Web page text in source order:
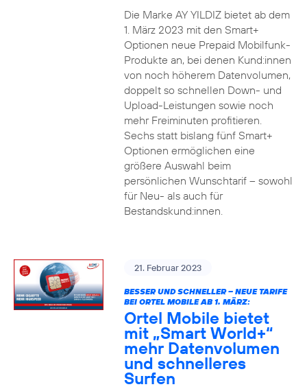
Die Marke AY YILDIZ bietet ab dem
1. März 2023 mit den Smart+
Optionen neue Prepaid Mobilfunk-
Produkte an, bei denen Kund:innen
von noch höherem Datenvolumen,
doppelt so schnellen Down- und
Upload-Leistungen sowie noch
mehr Freiminuten profitieren.
Sechs statt bislang fünf Smart+
Optionen ermöglichen eine
größere Auswahl beim
persönlichen Wunschtarif – sowohl
für Neu- als auch für
Bestandskund:innen.
21. Februar 2023
BESSER UND SCHNELLER – NEUE TARIFE
BEI ORTEL MOBILE AB 1. MÄRZ:
Ortel Mobile bietet
mit „Smart World+“
mehr Datenvolumen
und schnelleres
Surfen